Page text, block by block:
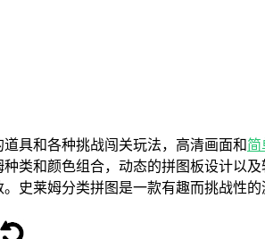
具和各种挑战闯关玩法，高清画面和简
类和颜色组合，动态的拼图板设计以
史莱姆分类拼图是一款有趣而挑战性